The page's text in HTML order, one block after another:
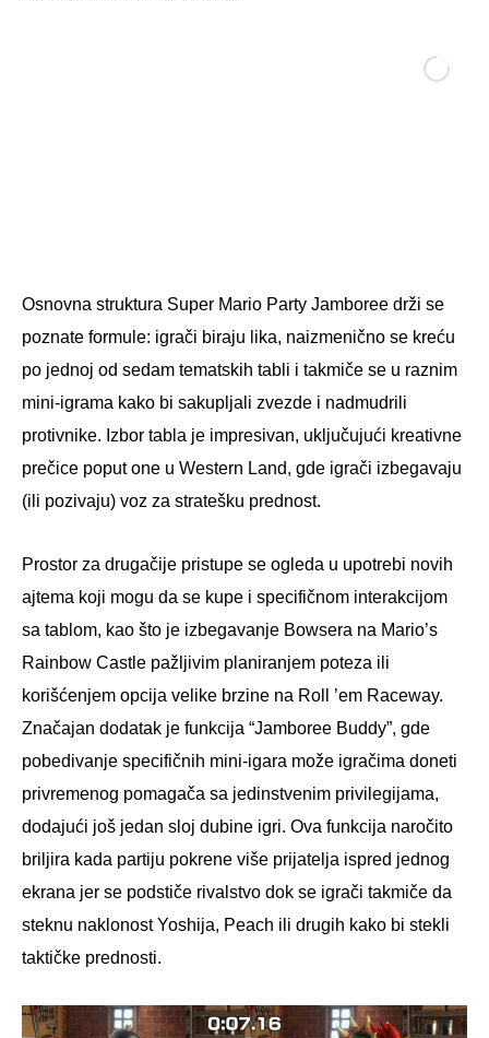
Osnovna struktura Super Mario Party Jamboree drži se
poznate formule: igrači biraju lika, naizmenično se kreću
po jednoj od sedam tematskih tabli i takmiče se u raznim
mini-igrama kako bi sakupljali zvezde i nadmudrili
protivnike. Izbor tabla je impresivan, uključujući kreativne
prečice poput one u Western Land, gde igrači izbegavaju
(ili pozivaju) voz za stratešku prednost.
Prostor za drugačije pristupe se ogleda u upotrebi novih
ajtema koji mogu da se kupe i specifičnom interakcijom
sa tablom, kao što je izbegavanje Bowsera na Mario’s
Rainbow Castle pažljivim planiranjem poteza ili
korišćenjem opcija velike brzine na Roll ’em Raceway.
Značajan dodatak je funkcija “Jamboree Buddy”, gde
pobedivanje specifičnih mini-igara može igračima doneti
privremenog pomagača sa jedinstvenim privilegijama,
dodajući još jedan sloj dubine igri. Ova funkcija naročito
briljira kada partiju pokrene više prijatelja ispred jednog
ekrana jer se podstiče rivalstvo dok se igrači takmiče da
steknu naklonost Yoshija, Peach ili drugih kako bi stekli
taktičke prednosti.